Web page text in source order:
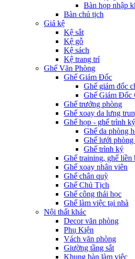
Bàn họp nhập
Bàn chủ tịch
Giá kệ
Kệ sắt
Kệ gỗ
Kệ sách
Kệ trang trí
Ghế Văn Phòng
Ghế Giám Đốc
Ghế giám đốc
Ghế Giám Đốc
Ghế trưởng phòng
Ghế xoay da lưng
Ghế họp - ghế trình ký
Ghế da phòng
Ghế lưới phòng
Ghế trình ký
Ghế training, ghế liền
Ghế xoay nhân viên
Ghế chân quỳ
Ghế Chủ Tịch
Ghế công thái học
Ghế làm việc tại nhà
Nội thất khác
Decor văn phòng
Phụ Kiện
Vách văn phòng
Giường tầng sắt
Khung bàn làm việc